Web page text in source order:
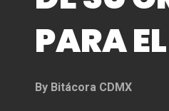
PARA
By Bitácora CDMX